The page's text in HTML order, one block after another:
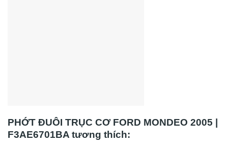
PHỚT ĐUÔI TRỤC CƠ FORD MONDEO 2005 |
F3AE6701BA tương thích: